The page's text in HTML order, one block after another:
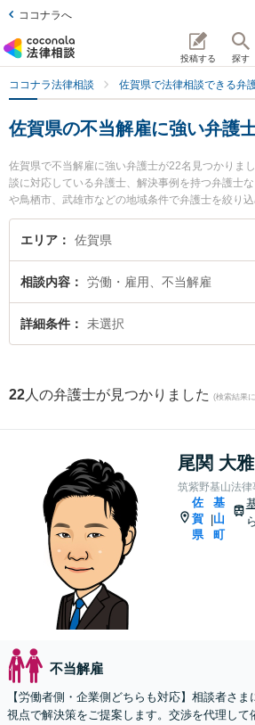
ココナラへ
投稿する 探す
ココナラ法律相談 佐賀県で法律相談できる弁
佐賀県の不当解雇に強い弁護
佐賀県で不当解雇に強い弁護士が22名見つかりま
談に対応している弁護士、解決事例を持つ弁護士
や鳥栖市、武雄市などの地域条件で弁護士を絞り
する不当解雇や退職勧奨、内定取消等の細かな分
利です。特に筑紫野基山法律事務所の尾関 大雅弁
の行武 謙一弁護士、弁護士法人ITS法律事務所 鳥
や夜間に発生した不当解雇のトラブルを今すぐに
解雇のトラブル解決の実績豊富な近くの弁護士を
で不当解雇を法律相談できる佐賀県内の弁護士に
エリア 佐賀県
相談内容 労働・雇用、不当解雇
詳細条件 未選択
22 人の弁護士が見つかりました (検索結果
尾関 大雅
筑紫野基山法律
佐
賀
県
|
基
山
町
不当解雇
【労働者側・企業側どちらも対応】相談者さ
視点で解決策をご提案します。交渉を代理して